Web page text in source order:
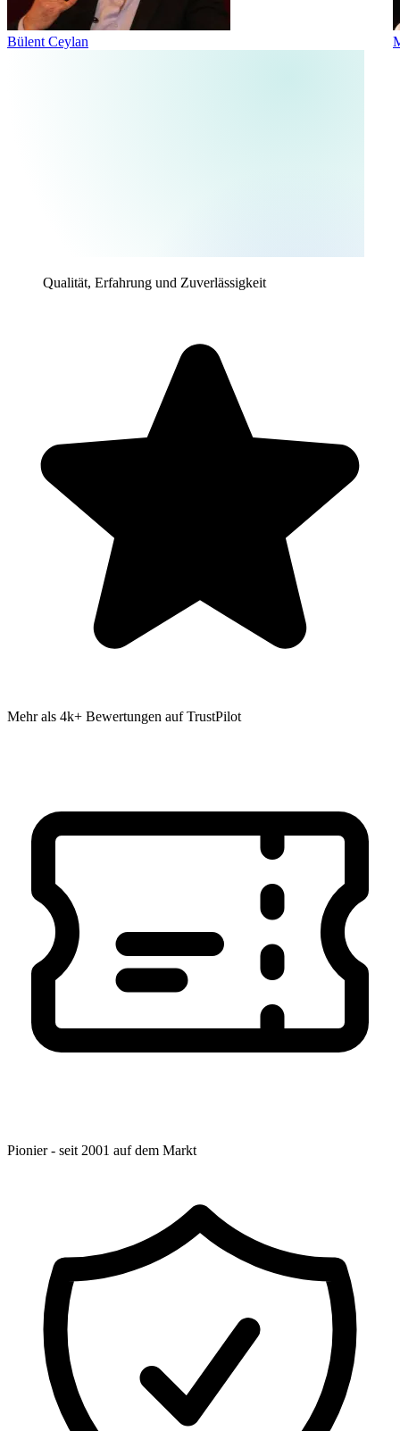
Bülent Ceylan
Qualität, Erfahrung und Zuverlässigkeit
Mehr als 4k+ Bewertungen auf TrustPilot
Pionier - seit 2001 auf dem Markt